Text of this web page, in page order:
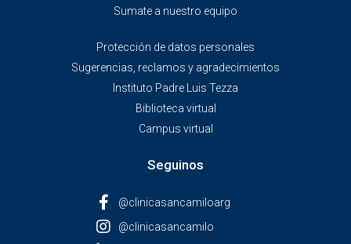
Sumate a nuestro equipo
Protección de datos personales
Sugerencias, reclamos y agradecimientos
Instituto Padre Luis Tezza
Biblioteca virtual
Campus virtual
Seguinos
@clinicasancamiloarg
@clinicasancamilo